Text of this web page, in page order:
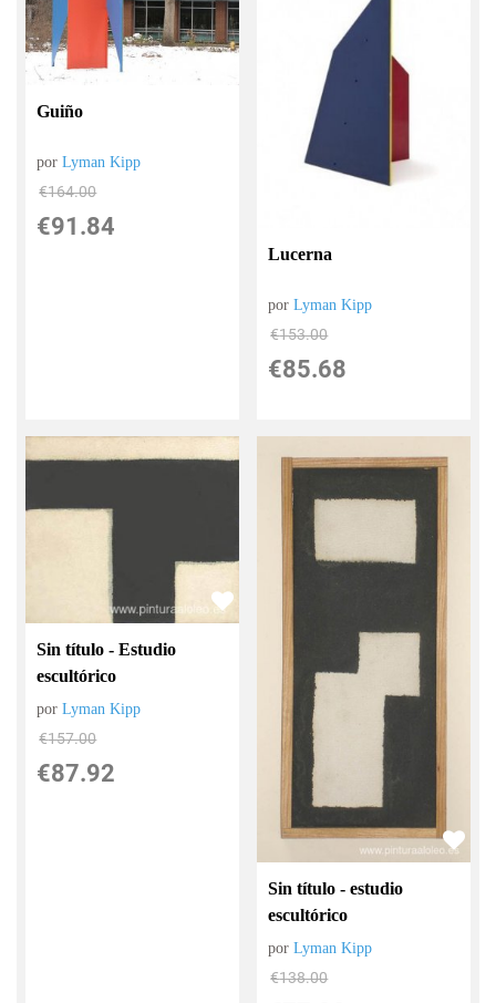
Guiño
porLyman Kipp
€164.00
€91.84
Lucerna
porLyman Kipp
€153.00
€85.68
Sin título - Estudio
escultórico
porLyman Kipp
€157.00
€87.92
Sin título - estudio
escultórico
porLyman Kipp
€138.00